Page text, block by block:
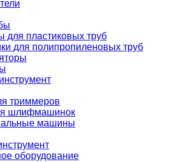
для пластиковых труб
для полипропиленовых труб
триммеров
шлифмашинок
машины
оборудование